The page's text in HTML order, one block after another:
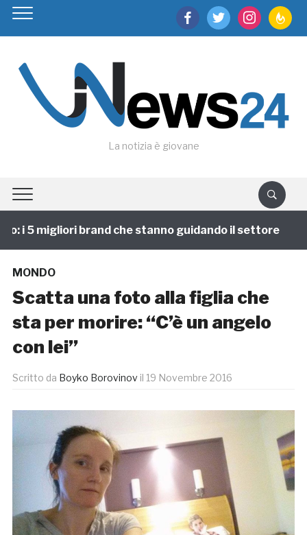
facebooktwitter instagram
La notizia è giovane
i 5 migliori brand che stanno guidando il settore
MONDO
Scatta una foto alla figlia che
sta per morire: “C’è un angelo
con lei”
Scritto da Boyko Borovinov il 19 Novembre 2016